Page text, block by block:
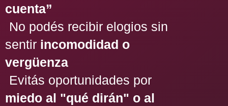
cuenta”
No podés recibir elogios sin
sentir incomodidad o
vergüenza
Evitás oportunidades por
miedo al "qué dirán" o al